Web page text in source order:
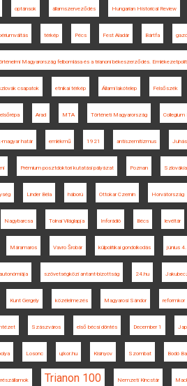
optánsok államszerveződés Hungarian Historical Review
térkép Pécs Fest Aladár Bártfa
Magyarország felbomlása és a trianoni békeszerződés.
csapatok etnikai térkép Állami lakótelep Felsőszék
Arad MTA Történeti Magyarország
magyar határ emlékmű 1921 antiszemitizmus
Prémium posztdoktori kutatási pályázat Poznan Szlovákia
Linder Béla háború Ottokar Czernin Horvátország
Nagybarcsa Tolnai Világlapja Inforádió Bécs levéltár
Máramaros Vavro Šrobár külpolitikai gondolkodás június 4.
szövetségközi antant-bizottság 24.hu
Kunt Gergely közélelmezés Magyarosi Sándor reformkor
Szászváros első bécsi döntés December 1
Losonc ujkor.hu Kisinyov Szombat Bodó
Trianon 100 Nemzeti Kincstár